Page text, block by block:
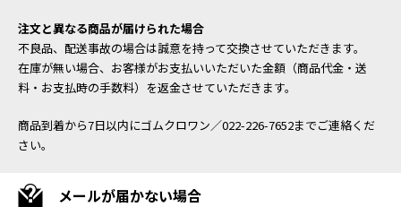
注文と異なる商品が届けられた場合
不良品、配送事故の場合は誠意を持って交換させていただきます。
在庫が無い場合、お客様がお支払いいただいた金額（商品代金・送
料・お支払時の手数料）を返金させていただきます。
商品到着から7日以内にゴムクロワン／022-226-7652までご連絡くだ
さい。
メールが届かない場合